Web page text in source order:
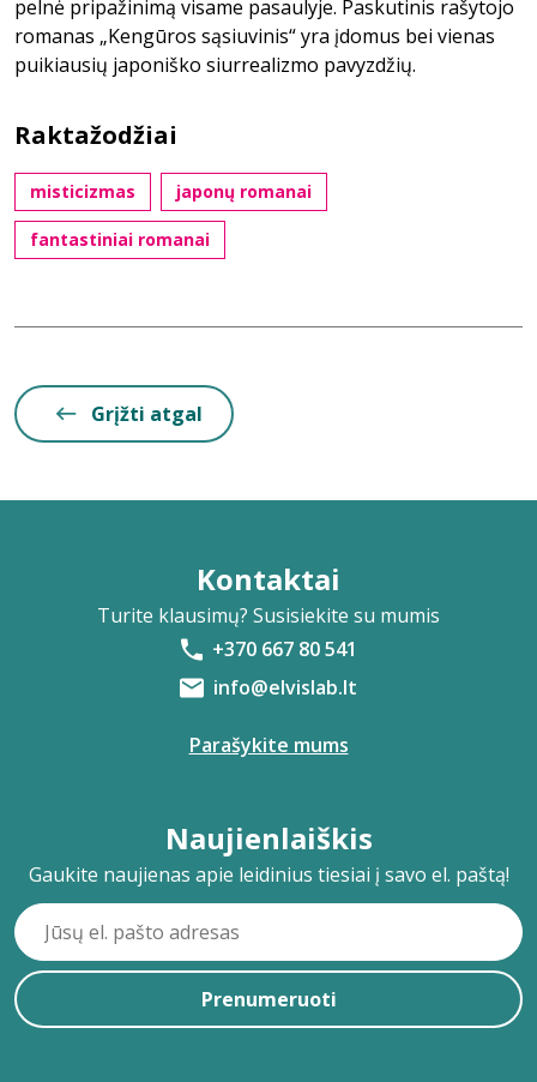
pelnė pripažinimą visame pasaulyje. Paskutinis rašytojo
romanas „Kengūros sąsiuvinis“ yra įdomus bei vienas
puikiausių japoniško siurrealizmo pavyzdžių.
Raktažodžiai
misticizmas japonų romanai
fantastiniai romanai
Grįžti atgal
Kontaktai
Turite klausimų? Susisiekite su mumis
+370 667 80 541
info@elvislab.lt
Parašykite mums
Naujienlaiškis
Gaukite naujienas apie leidinius tiesiai į savo el. paštą!
Prenumeruoti